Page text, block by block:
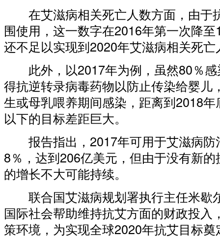
在艾滋病相关死亡人数方面，由于
围使用，这一数字在2016年第一次降
还不足以实现到2020年艾滋病相关死
此外，以2017年为例，虽然80％感
得抗逆转录病毒药物以防止传染给婴儿
生或母乳喂养期间感染，距离到2018
以下的目标差距巨大。
报告指出，2017年可用于艾滋病防
8％，达到206亿美元，但由于没有新
的增长不大可能持续。
联合国艾滋病规划署执行主任米歇
国际社会帮助维持抗艾方面的财政投入
策环境，为实现全球2020年抗艾目标奠